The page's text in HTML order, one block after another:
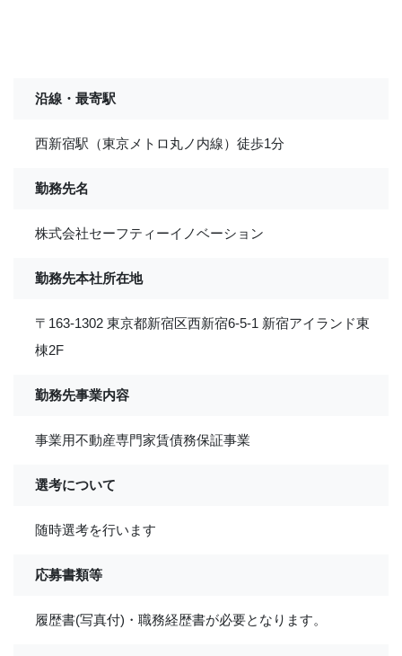
沿線・最寄駅
西新宿駅（東京メトロ丸ノ内線）徒歩1分
勤務先名
株式会社セーフティーイノベーション
勤務先本社所在地
〒163-1302 東京都新宿区西新宿6-5-1 新宿アイランド東
棟2F
勤務先事業内容
事業用不動産専門家賃債務保証事業
選考について
随時選考を行います
応募書類等
履歴書(写真付)・職務経歴書が必要となります。